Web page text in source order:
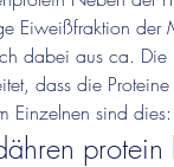
Eiweißfraktion der
dabei aus ca.
dass die
Einzelnen sind
protein